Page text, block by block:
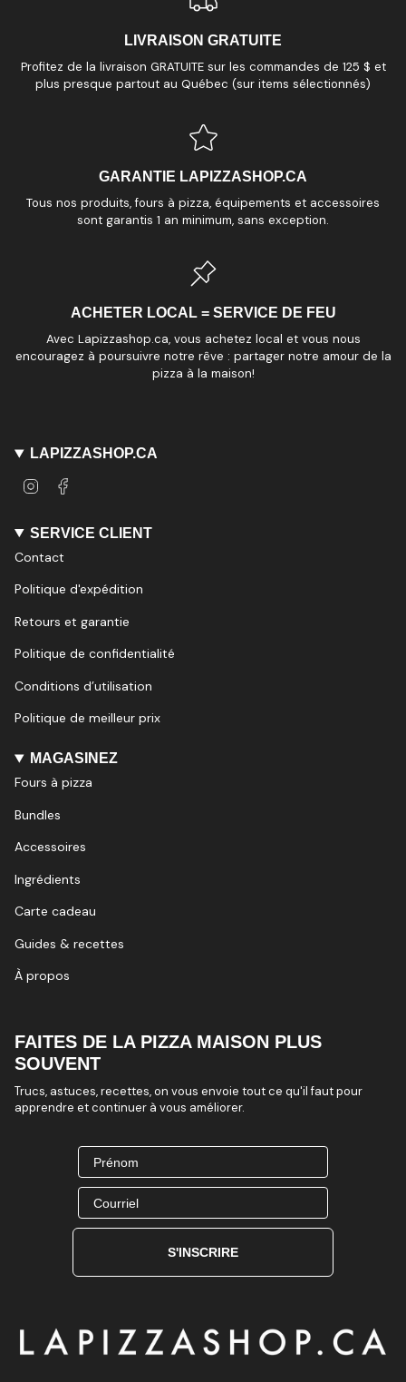
LIVRAISON GRATUITE
Profitez de la livraison GRATUITE sur les commandes de 125 $ et
plus presque partout au Québec (sur items sélectionnés)
GARANTIE LAPIZZASHOP.CA
Tous nos produits, fours à pizza, équipements et accessoires
sont garantis 1 an minimum, sans exception.
ACHETER LOCAL = SERVICE DE FEU
Avec Lapizzashop.ca, vous achetez local et vous nous
encouragez à poursuivre notre rêve : partager notre amour de la
pizza à la maison!
LAPIZZASHOP.CA
t
g
r
a
e
o
k
SERVICE CLIENT
Contact
Politique d'expédition
Retours et garantie
Politique de confidentialité
Conditions d’utilisation
Politique de meilleur prix
MAGASINEZ
Fours à pizza
Bundles
Accessoires
Ingrédients
Carte cadeau
Guides & recettes
À propos
FAITES DE LA PIZZA MAISON PLUS
SOUVENT
Trucs, astuces, recettes, on vous envoie tout ce qu'il faut pour
apprendre et continuer à vous améliorer.
Prénom
Courriel
S'INSCRIRE